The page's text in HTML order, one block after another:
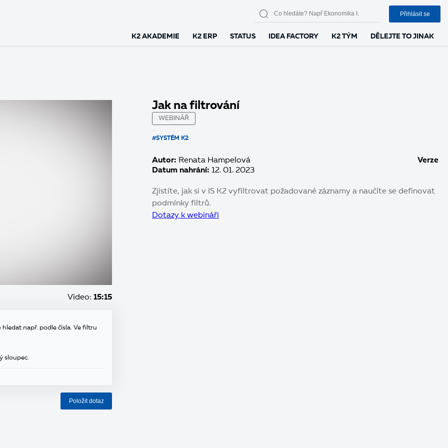
K2 AKADEMIE K2 ERP STATUS IDEA FACTORY K2 TÝM DĚLEJTE TO JINAK
Přihlásit se
Video: 15:15
Jak na filtrování
WEBINÁŘ
#SYSTÉM K2
Autor: Renata Hampelová
Datum nahrání: 12. 01. 2023
Verze
Zjistíte, jak si v IS K2 vyfiltrovat požadované záznamy a naučíte se definovat
podmínky filtrů.
Dotazy k webináři
např. podle čísla. Ve filtru
sloupec.
Položit dotaz